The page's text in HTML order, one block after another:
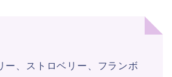
ー、ストロベリー、フランボ